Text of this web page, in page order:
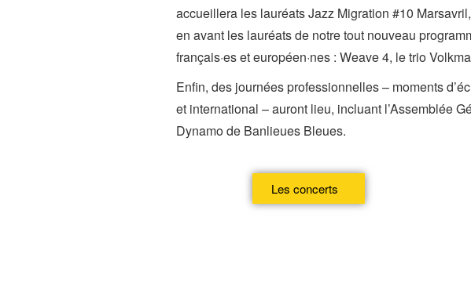
accueillera les lauréats Jazz Migration #10
en avant les lauréats de notre tout nouveau
français·es et européen·nes : Weave 4, le trio
Enfin, des journées professionnelles – moments
et international – auront lieu, incluant l’Assemblée
Dynamo de Banlieues Bleues.
Les concerts